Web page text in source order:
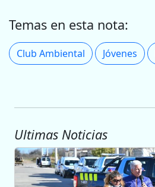
Temas en esta nota:
Club Ambiental Jóvenes
Ultimas Noticias